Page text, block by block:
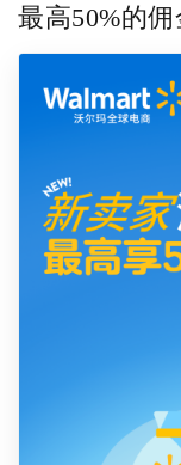
最高50%的